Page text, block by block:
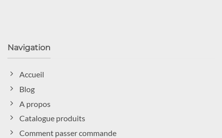
Navigation
Accueil
Blog
A propos
Catalogue produits
Comment passer commande